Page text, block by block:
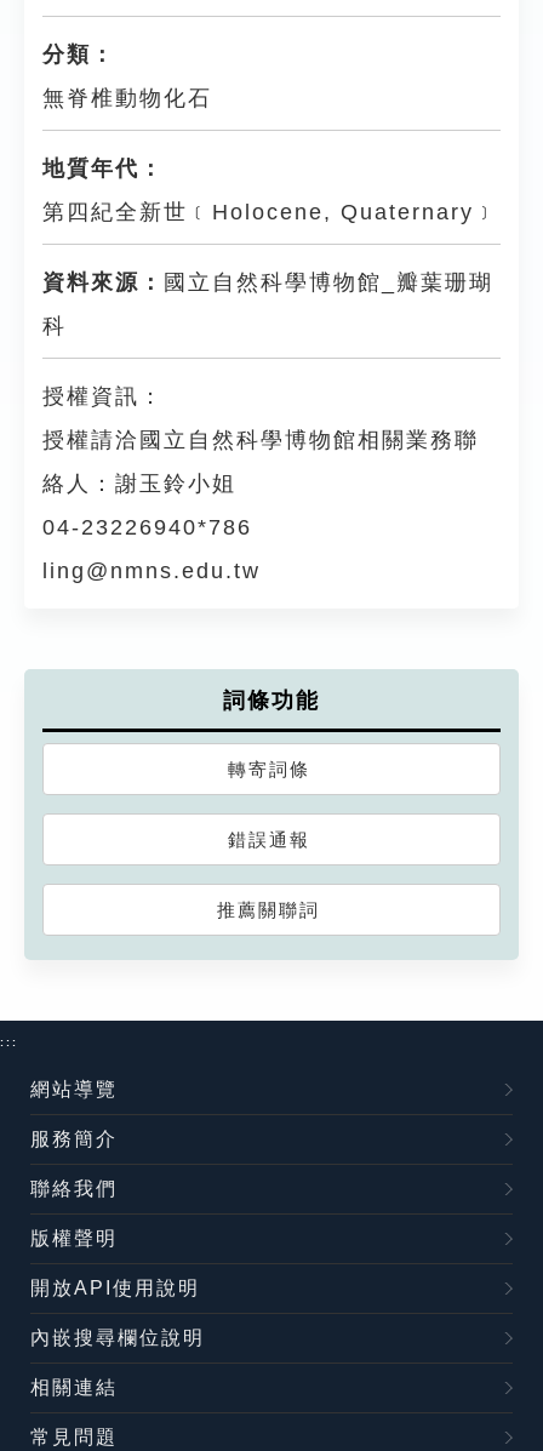
分類：
無脊椎動物化石
地質年代：
第四紀全新世﹝Holocene, Quaternary﹞
資料來源： 國立自然科學博物館_瓣葉珊瑚
科
授權資訊：
授權請洽國立自然科學博物館相關業務聯
絡人：謝玉鈴小姐
04-23226940*786
ling@nmns.edu.tw
詞條功能
轉寄詞條
錯誤通報
推薦關聯詞
:::
網站導覽
服務簡介
聯絡我們
版權聲明
開放API使用說明
內嵌搜尋欄位說明
相關連結
常見問題